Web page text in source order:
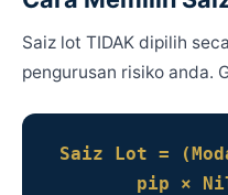
Saiz lot TIDAK dipilih
pengurusan risiko anda.
Saiz Lot =
pip ×